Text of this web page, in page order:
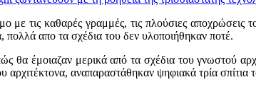
τις καθαρές γραμμές, τις πλούσιες αποχρώσεις
απο τα σχέδια του δεν υλοποιήθηκαν ποτέ.
θα έμοιαζαν μερικά από τα σχέδια του γνωστού
αρχιτέκτονα, αναπαραστάθηκαν ψηφιακά τρία